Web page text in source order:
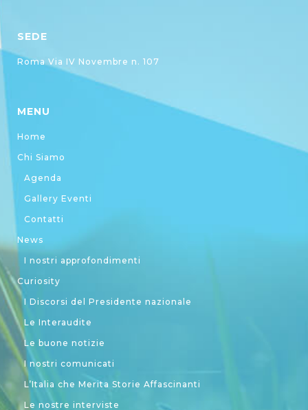
SEDE
Roma Via IV Novembre n. 107
MENU
Home
Chi Siamo
Agenda
Gallery Eventi
Contatti
News
I nostri approfondimenti
Curiosity
I Discorsi del Presidente nazionale
Le Interaudite
Le buone notizie
I nostri comunicati
L’Italia che Merita Storie Affascinanti
Le nostre interviste